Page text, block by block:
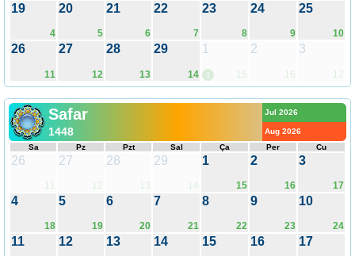
19
4
20
5
21
6
22
7
23
8
24
9
25
10
26
11
27
12
28
13
29
14
1
15
1
2
16
3
17
Safar
1448
Jul 2026
Aug 2026
Sa
Pz Pzt Sal Ça Per Cu
26
11
27
12
28
13
29
14
1
15
2
16
3
17
4
18
5
19
6
20
7
21
8
22
9
23
10
24
11 12 13 14 15 16 17